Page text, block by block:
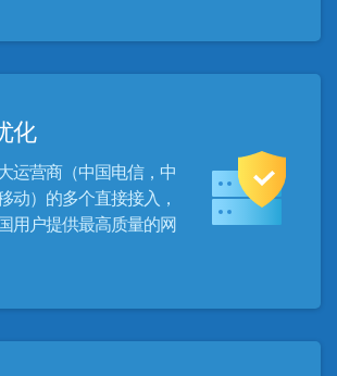
化
运营商（中国电信，中
动）的多个直接接入，
用户提供最高质量的网